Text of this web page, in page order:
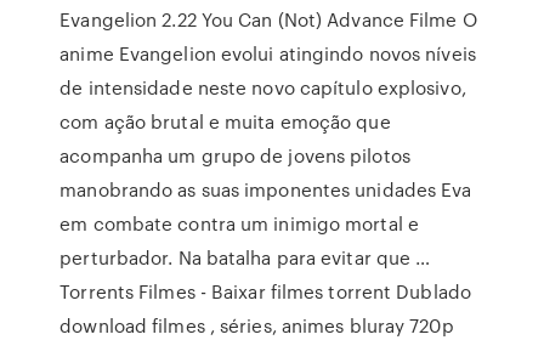
Evangelion 2.22 You Can (Not) Advance Filme O
anime Evangelion evolui atingindo novos níveis
de intensidade neste novo capítulo explosivo,
com ação brutal e muita emoção que
acompanha um grupo de jovens pilotos
manobrando as suas imponentes unidades Eva
em combate contra um inimigo mortal e
perturbador. Na batalha para evitar que …
Torrents Filmes - Baixar filmes torrent Dublado
download filmes , séries, animes bluray 720p